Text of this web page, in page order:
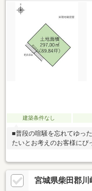
建築条件なし
■普段の喧騒を忘れてゆっ
たいとお考えのお客様にぴ
宮城県柴田郡川